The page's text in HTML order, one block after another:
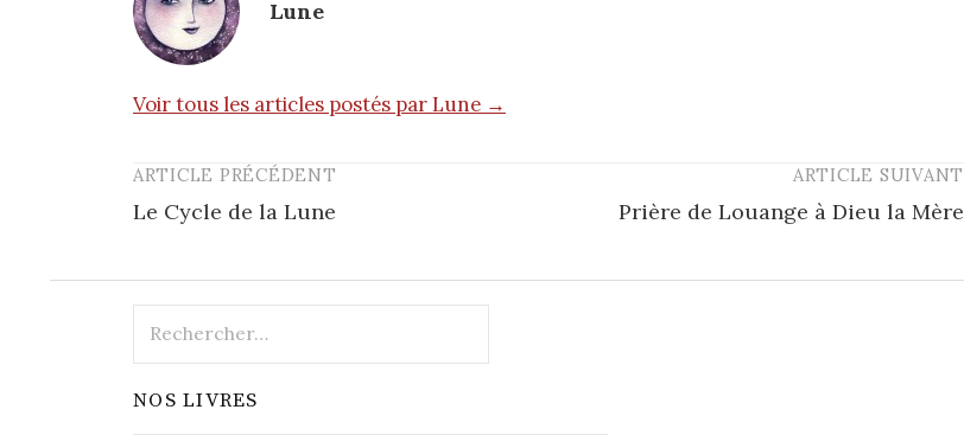
Lune
Voir tous les articles postés par Lune →
Post
navigation
ARTICLE PRÉCÉDENT
Le Cycle de la Lune
ARTICLE SUIVANT
Prière de Louange à Dieu la Mère
NOS LIVRES